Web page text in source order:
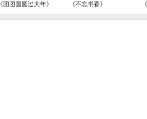
《团团圆圆过大年》 《不忘书香》